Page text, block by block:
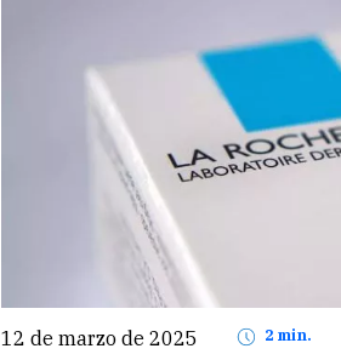
12 de marzo de 2025 2 min.